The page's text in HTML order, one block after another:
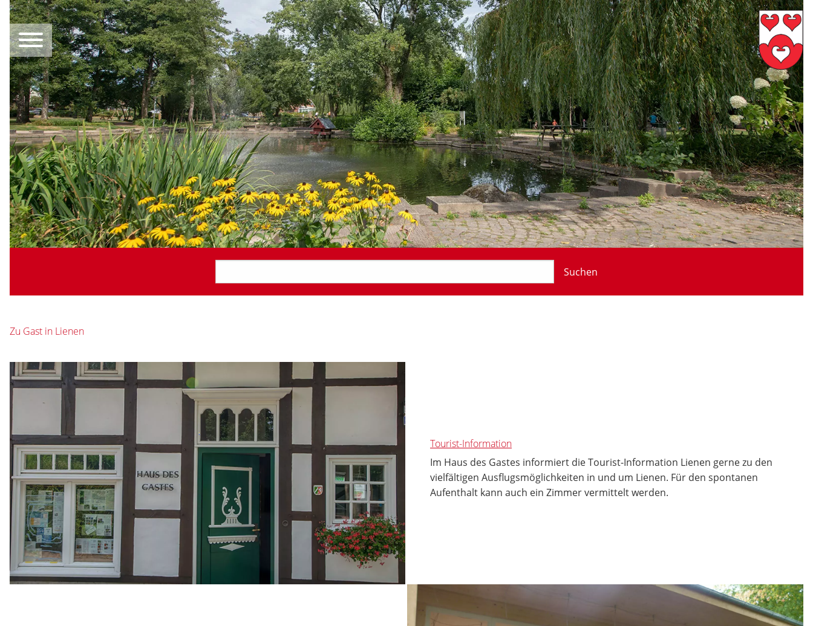
Suchen
Zu Gast in Lienen
Tourist-Information
Im Haus des Gastes informiert die Tourist-Information Lienen gerne zu den
vielfältigen Ausflugsmöglichkeiten in und um Lienen. Für den spontanen
Aufenthalt kann auch ein Zimmer vermittelt werden.